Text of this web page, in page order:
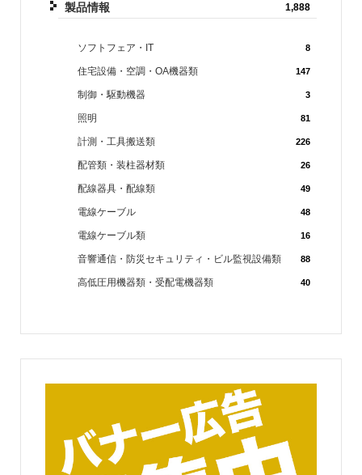
製品情報 1,888
ソフトフェア・IT 8
住宅設備・空調・OA機器類 147
制御・駆動機器 3
照明 81
計測・工具搬送類 226
配管類・装柱器材類 26
配線器具・配線類 49
電線ケーブル 48
電線ケーブル類 16
音響通信・防災セキュリティ・ビル監視設備類 88
高低圧用機器類・受配電機器類 40